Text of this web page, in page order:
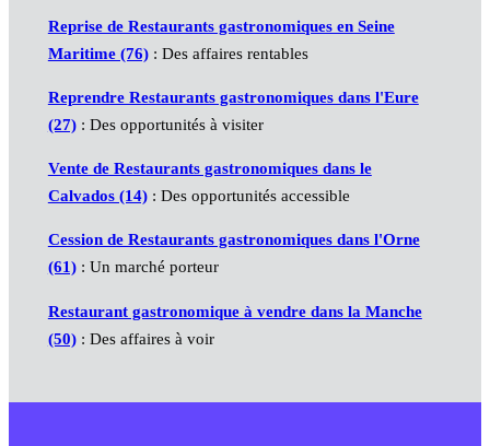
Reprise de Restaurants gastronomiques en Seine
Maritime (76): Des affaires rentables
Reprendre Restaurants gastronomiques dans l'Eure
(27): Des opportunités à visiter
Vente de Restaurants gastronomiques dans le
Calvados (14): Des opportunités accessible
Cession de Restaurants gastronomiques dans l'Orne
(61): Un marché porteur
Restaurant gastronomique à vendre dans la Manche
(50): Des affaires à voir